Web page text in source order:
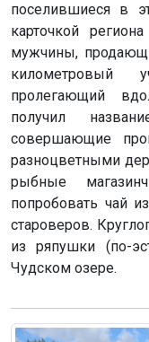
поселившиеся в
карточкой
мужчины,
километровый
пролегающий
получил
совершающие
разноцветными
рыбные
попробовать чай
староверов.
из ряпушки (по-
Чудском озере.